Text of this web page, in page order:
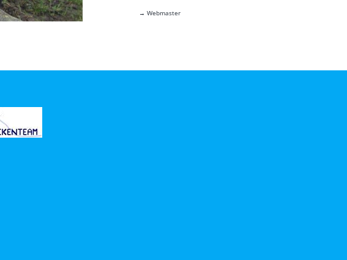
→ Webmaster